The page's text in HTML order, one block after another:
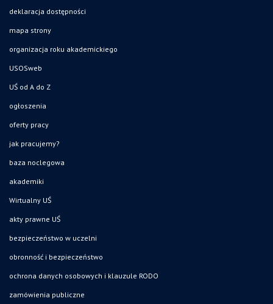
deklaracja dostępności
mapa strony
organizacja roku akademickiego
USOSweb
UŚ od A do Z
ogłoszenia
oferty pracy
jak pracujemy?
baza noclegowa
akademiki
Wirtualny UŚ
akty prawne UŚ
bezpieczeństwo w uczelni
obronność i bezpieczeństwo
ochrona danych osobowych i klauzule RODO
zamówienia publiczne